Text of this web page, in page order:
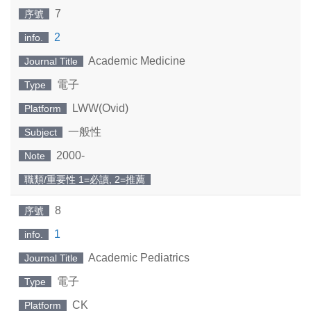
序號 7
info. 2
Journal Title Academic Medicine
Type 電子
Platform LWW(Ovid)
Subject 一般性
Note 2000-
職類/重要性 1=必讀, 2=推薦
序號 8
info. 1
Journal Title Academic Pediatrics
Type 電子
Platform CK